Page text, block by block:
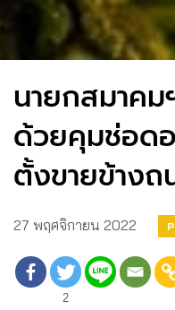
นายกสมาคม
ด้วยคุมช่อด
ตั้งขายข้างถ
27 พฤศจิกายน 2022
2